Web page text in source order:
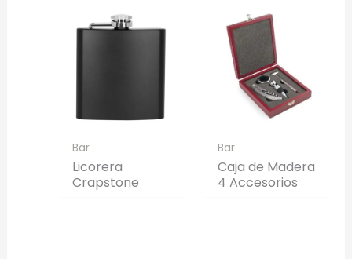
Bar
Licorera
Crapstone
Bar
Caja de Madera
4 Accesorios